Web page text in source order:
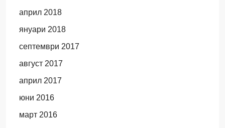
април 2018
януари 2018
септември 2017
август 2017
април 2017
юни 2016
март 2016